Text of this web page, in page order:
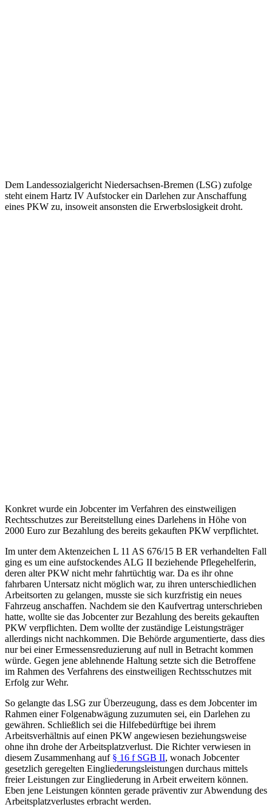
Dem Landessozialgericht Niedersachsen-Bremen (LSG) zufolge
steht einem Hartz IV Aufstocker ein Darlehen zur Anschaffung
eines PKW zu, insoweit ansonsten die Erwerbslosigkeit droht.
Konkret wurde ein Jobcenter im Verfahren des einstweiligen
Rechtsschutzes zur Bereitstellung eines Darlehens in Höhe von
2000 Euro zur Bezahlung des bereits gekauften PKW verpflichtet.
Im unter dem Aktenzeichen L 11 AS 676/15 B ER verhandelten Fall
ging es um eine aufstockendes ALG II beziehende Pflegehelferin,
deren alter PKW nicht mehr fahrtüchtig war. Da es ihr ohne
fahrbaren Untersatz nicht möglich war, zu ihren unterschiedlichen
Arbeitsorten zu gelangen, musste sie sich kurzfristig ein neues
Fahrzeug anschaffen. Nachdem sie den Kaufvertrag unterschrieben
hatte, wollte sie das Jobcenter zur Bezahlung des bereits gekauften
PKW verpflichten. Dem wollte der zuständige Leistungsträger
allerdings nicht nachkommen. Die Behörde argumentierte, dass dies
nur bei einer Ermessensreduzierung auf null in Betracht kommen
würde. Gegen jene ablehnende Haltung setzte sich die Betroffene
im Rahmen des Verfahrens des einstweiligen Rechtsschutzes mit
Erfolg zur Wehr.
So gelangte das LSG zur Überzeugung, dass es dem Jobcenter im
Rahmen einer Folgenabwägung zuzumuten sei, ein Darlehen zu
gewähren. Schließlich sei die Hilfebedürftige bei ihrem
Arbeitsverhältnis auf einen PKW angewiesen beziehungsweise
ohne ihn drohe der Arbeitsplatzverlust. Die Richter verwiesen in
diesem Zusammenhang auf § 16 f SGB II, wonach Jobcenter
gesetzlich geregelten Eingliederungsleistungen durchaus mittels
freier Leistungen zur Eingliederung in Arbeit erweitern können.
Eben jene Leistungen könnten gerade präventiv zur Abwendung des
Arbeitsplatzverlustes erbracht werden.